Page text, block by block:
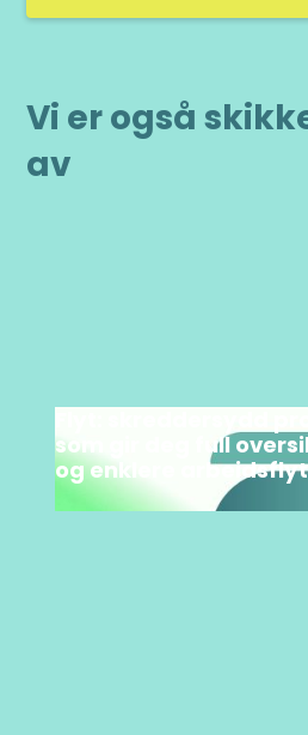
Vi er også
av
som gir deg full
og enklere arbeidsflyt